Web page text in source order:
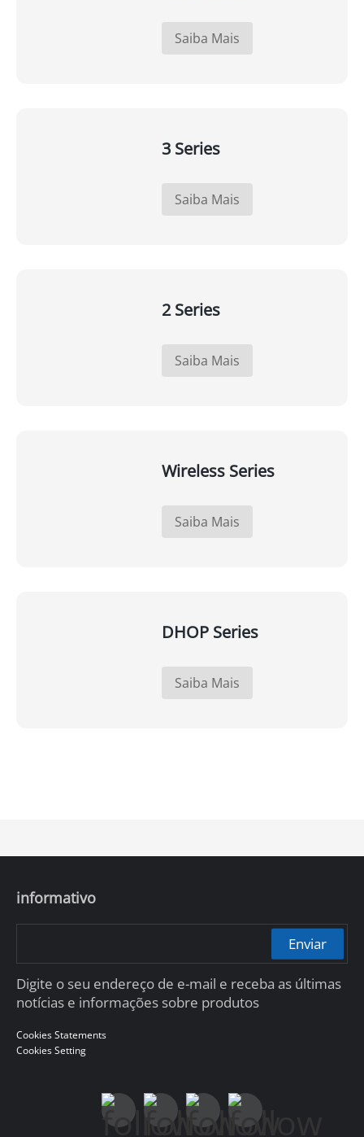
Saiba Mais
3 Series
Saiba Mais
2 Series
Saiba Mais
Wireless Series
Saiba Mais
DHOP Series
Saiba Mais
informativo
Enviar
Digite o seu endereço de e-mail e receba as últimas
notícias e informações sobre produtos
Cookies Statements
Cookies Setting